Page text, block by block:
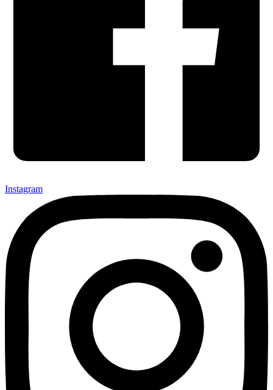
Instagram